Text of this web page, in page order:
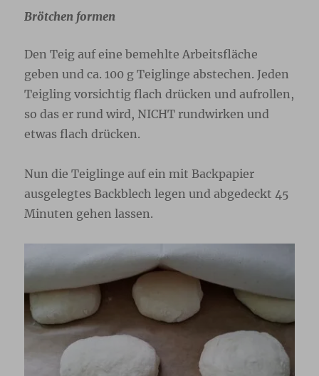
Brötchen formen
Den Teig auf eine bemehlte Arbeitsfläche
geben und ca. 100 g Teiglinge abstechen. Jeden
Teigling vorsichtig flach drücken und aufrollen,
so das er rund wird, NICHT rundwirken und
etwas flach drücken.
Nun die Teiglinge auf ein mit Backpapier
ausgelegtes Backblech legen und abgedeckt 45
Minuten gehen lassen.